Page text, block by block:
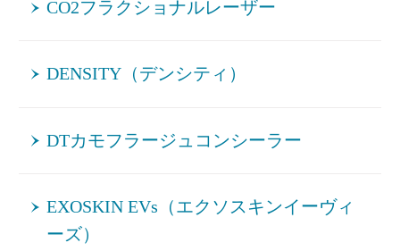
CO2フラクショナルレーザー
DENSITY（デンシティ）
DTカモフラージュコンシーラー
EXOSKIN EVs（エクソスキンイーヴィ
ーズ）